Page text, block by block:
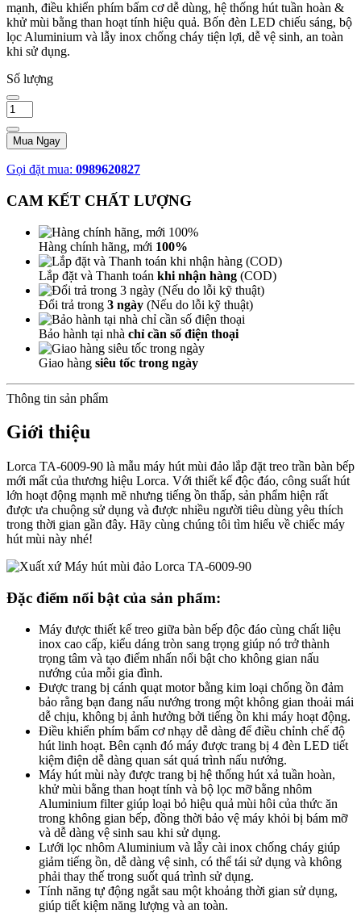
mạnh, điều khiển phím bấm cơ dễ dùng, hệ thống hút tuần hoàn &
khử mùi bằng than hoạt tính hiệu quả. Bốn đèn LED chiếu sáng, bộ
lọc Aluminium và lẫy inox chống cháy tiện lợi, dễ vệ sinh, an toàn
khi sử dụng.
Số lượng
Mua Ngay
Gọi đặt mua: 0989620827
CAM KẾT CHẤT LƯỢNG
Hàng chính hãng, mới 100%
Lắp đặt và Thanh toán khi nhận hàng (COD)
Đổi trả trong 3 ngày (Nếu do lỗi kỹ thuật)
Bảo hành tại nhà chỉ cần số điện thoại
Giao hàng siêu tốc trong ngày
Thông tin sản phẩm
Giới thiệu
Lorca TA-6009-90 là mẫu máy hút mùi đảo lắp đặt treo trần bàn bếp
mới mất của thương hiệu Lorca. Với thiết kế độc đáo, công suất hút
lớn hoạt động mạnh mẽ nhưng tiếng ồn thấp, sản phẩm hiện rất
được ưa chuộng sử dụng và được nhiều người tiêu dùng yêu thích
trong thời gian gần đây. Hãy cùng chúng tôi tìm hiểu về chiếc máy
hút mùi này nhé!
Đặc điểm nổi bật của sản phẩm:
Máy được thiết kế treo giữa bàn bếp độc đáo cùng chất liệu
inox cao cấp, kiểu dáng tròn sang trọng giúp nó trở thành
trọng tâm và tạo điểm nhấn nổi bật cho không gian nấu
nướng của mỗi gia đình.
Được trang bị cánh quạt motor bằng kim loại chống ồn đảm
bảo rằng bạn đang nấu nướng trong một không gian thoải mái
dễ chịu, không bị ảnh hưởng bởi tiếng ồn khi máy hoạt động.
Điều khiển phím bấm cơ nhạy dễ dàng để điều chỉnh chế độ
hút linh hoạt. Bên cạnh đó máy được trang bị 4 đèn LED tiết
kiệm điện dễ dàng quan sát quá trình nấu nướng.
Máy hút mùi này được trang bị hệ thống hút xả tuần hoàn,
khử mùi bằng than hoạt tính và bộ lọc mỡ bằng nhôm
Aluminium filter giúp loại bỏ hiệu quả mùi hôi của thức ăn
trong không gian bếp, đồng thời bảo vệ máy khỏi bị bám mỡ
và dễ dàng vệ sinh sau khi sử dụng.
Lưới lọc nhôm Aluminium và lẫy cài inox chống cháy giúp
giảm tiếng ồn, dễ dàng vệ sinh, có thể tái sử dụng và không
phải thay thế trong suốt quá trình sử dụng.
Tính năng tự động ngắt sau một khoảng thời gian sử dụng,
giúp tiết kiệm năng lượng và an toàn.